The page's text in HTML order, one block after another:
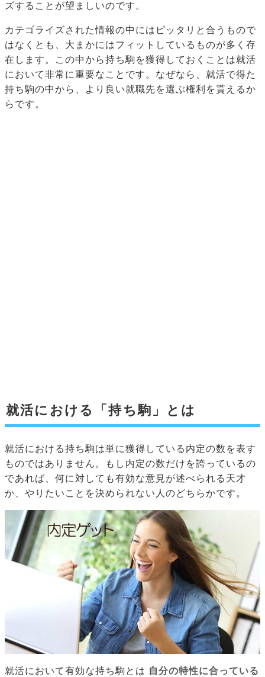
ズすることが望ましいのです。
カテゴライズされた情報の中にはピッタリと合うもので
はなくとも、大まかにはフィットしているものが多く存
在します。この中から持ち駒を獲得しておくことは就活
において非常に重要なことです。なぜなら、就活で得た
持ち駒の中から、より良い就職先を選ぶ権利を貰えるか
らです。
就活における「持ち駒」とは
就活における持ち駒は単に獲得している内定の数を表す
ものではありません。もし内定の数だけを誇っているの
であれば、何に対しても有効な意見が述べられる天才
か、やりたいことを決められない人のどちらかです。
就活において有効な持ち駒とは 自分の特性に合っている